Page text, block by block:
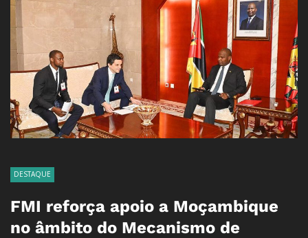
DESTAQUE
FMI reforça apoio a Moçambique
no âmbito do Mecanismo de